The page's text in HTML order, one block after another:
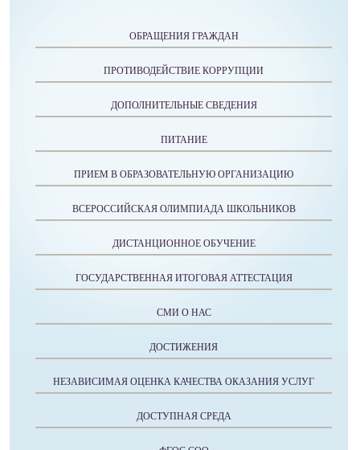
ОБРАЩЕНИЯ ГРАЖДАН
ПРОТИВОДЕЙСТВИЕ КОРРУПЦИИ
ДОПОЛНИТЕЛЬНЫЕ СВЕДЕНИЯ
ПИТАНИЕ
ПРИЕМ В ОБРАЗОВАТЕЛЬНУЮ ОРГАНИЗАЦИЮ
ВСЕРОССИЙСКАЯ ОЛИМПИАДА ШКОЛЬНИКОВ
ДИСТАНЦИОННОЕ ОБУЧЕНИЕ
ГОСУДАРСТВЕННАЯ ИТОГОВАЯ АТТЕСТАЦИЯ
СМИ О НАС
ДОСТИЖЕНИЯ
НЕЗАВИСИМАЯ ОЦЕНКА КАЧЕСТВА ОКАЗАНИЯ УСЛУГ
ДОСТУПНАЯ СРЕДА